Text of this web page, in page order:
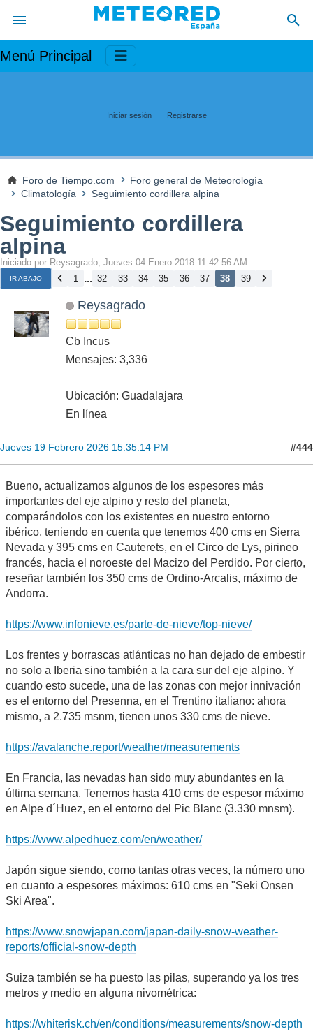
Menú Principal
Iniciar sesión Registrarse
Foro de Tiempo.com
Foro general de Meteorología
Climatología
Seguimiento cordillera alpina
Seguimiento cordillera
alpina
Iniciado por Reysagrado, Jueves 04 Enero 2018 11:42:56 AM
IR ABAJO 1 ... 32 33 34 35 36 37 38 39
Reysagrado
Cb Incus
Mensajes: 3,336
Ubicación: Guadalajara
En línea
Jueves 19 Febrero 2026 15:35:14 PM #444
Bueno, actualizamos algunos de los espesores más
importantes del eje alpino y resto del planeta,
comparándolos con los existentes en nuestro entorno
ibérico, teniendo en cuenta que tenemos 400 cms en Sierra
Nevada y 395 cms en Cauterets, en el Circo de Lys, pirineo
francés, hacia el noroeste del Macizo del Perdido. Por cierto,
reseñar también los 350 cms de Ordino-Arcalis, máximo de
Andorra.
https://www.infonieve.es/parte-de-nieve/top-nieve/
Los frentes y borrascas atlánticas no han dejado de embestir
no solo a Iberia sino también a la cara sur del eje alpino. Y
cuando esto sucede, una de las zonas con mejor innivación
es el entorno del Presenna, en el Trentino italiano: ahora
mismo, a 2.735 msnm, tienen unos 330 cms de nieve.
https://avalanche.report/weather/measurements
En Francia, las nevadas han sido muy abundantes en la
última semana. Tenemos hasta 410 cms de espesor máximo
en Alpe d´Huez, en el entorno del Pic Blanc (3.330 mnsm).
https://www.alpedhuez.com/en/weather/
Japón sigue siendo, como tantas otras veces, la número uno
en cuanto a espesores máximos: 610 cms en "Seki Onsen
Ski Area".
https://www.snowjapan.com/japan-daily-snow-weather-
reports/official-snow-depth
Suiza también se ha puesto las pilas, superando ya los tres
metros y medio en alguna nivométrica:
https://whiterisk.ch/en/conditions/measurements/snow-depth